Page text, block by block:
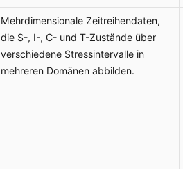
Mehrdimensionale Zeitreihendaten,
die S-, I-, C- und T-Zustände über
verschiedene Stressintervalle in
mehreren Domänen abbilden.